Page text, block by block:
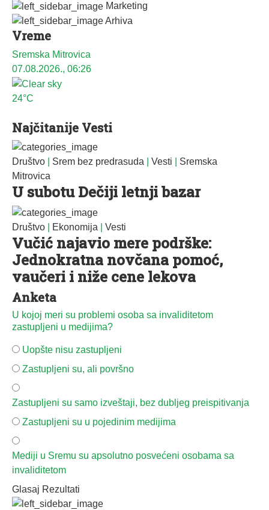
Marketing
Arhiva
Vreme
Sremska Mitrovica
07.08.2026., 06:26
24°C
Najčitanije Vesti
Društvo Srem bez predrasuda Vesti
Sremska
Mitrovica
U subotu Dečiji letnji bazar
Društvo Ekonomija Vesti
Vučić najavio mere podrške:
Jednokratna novčana pomoć,
vaučeri i niže cene lekova
Anketa
U kojoj meri su problemi osoba sa invaliditetom
zastupljeni u medijima?
Uopšte nisu zastupljeni
Zastupljeni su, ali površno
Zastupljeni su samo izveštaji, bez dubljeg preispitivanja
Zastupljeni su u pojedinim medijima
Mediji u Sremu su apsolutno posvećeni osobama sa
invaliditetom
Glasaj Rezultati